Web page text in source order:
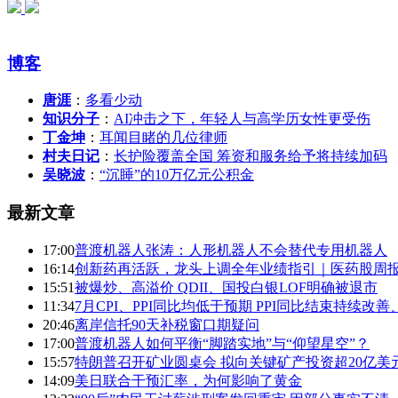
博客
唐涯 ： 多看少动
知识分子 ： AI冲击之下，年轻人与高学历女性更受伤
丁金坤 ： 耳闻目睹的几位律师
村夫日记 ： 长护险覆盖全国 筹资和服务给予将持续加码
吴晓波 ： “沉睡”的10万亿元公积金
最新文章
17:00普渡机器人张涛：人形机器人不会替代专用机器人
16:14创新药再活跃，龙头上调全年业绩指引｜医药股周
15:51被爆炒、高溢价 QDII、国投白银LOF明确被退市
11:347月CPI、PPI同比均低于预期 PPI同比结束持续改善
20:46离岸信托90天补税窗口期疑问
17:00普渡机器人如何平衡“脚踏实地”与“仰望星空”？
15:57特朗普召开矿业圆桌会 拟向关键矿产投资超20亿美
14:09美日联合干预汇率，为何影响了黄金